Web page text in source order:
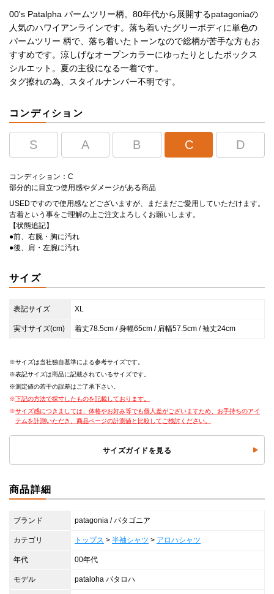
00's Patalpha パームツリー柄。80年代から展開するpatagoniaの
人気のハワイアンラインです。落ち着いたグリーボディに単色の
パームツリー 柄で、落ち着いたトーンなので総柄が苦手な方もお
すすめです。涼しげなオープンカラーにゆったりとしたボックス
シルエット。夏の主役になる一着です。
タグ擦れの為、スタイルナンバー不明です。
コンディション
S A B C D
コンディション：C
部分的に目立つ使用感やダメージがある商品
USEDですので使用感などございますが、まだまだご愛用していただけます。
古着という事をご理解の上ご注文よろしくお願いします。
【状態追記】
●前、右腕・胸に汚れ
●後、肩・左腕に汚れ
サイズ
表記サイズ XL
実寸サイズ(cm) 着丈78.5cm / 身幅65cm / 肩幅57.5cm / 袖丈24cm
サイズは当社独自基準による参考サイズです。
表記サイズは商品に記載されているサイズです。
測定値の若干の誤差はご了承下さい。
下記の方法で採寸したものを記載しております。
サイズ感につきましては、体格やお好み等でも個人差がございますため、お手持ちのアイ
テムを計測いただき、商品ページの計測値と比較してご検討ください。
サイズガイドを見る
商品詳細
ブランド patagonia / パタゴニア
カテゴリ トップス > 半袖シャツ > アロハシャツ
年代 00年代
モデル pataloha パタロハ